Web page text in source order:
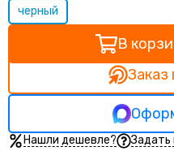
черный
В
Заказ
Нашли дешевле? Задать